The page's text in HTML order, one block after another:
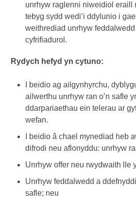
unrhyw raglenni niweidiol eraill
tebyg sydd wedi’i ddylunio i
weithrediad unrhyw
cyfrifiadurol.
Rydych hefyd yn cytuno:
I beidio ag ailgynhyrchu,
ailwerthu unrhyw ran o’n safle
ddarpariaethau ein telerau ar
wefan.
I beidio â chael mynediad heb
difrodi neu aflonyddu: unrhyw
Unrhyw offer neu rwydwaith lle
Unrhyw feddalwedd a
safle; neu